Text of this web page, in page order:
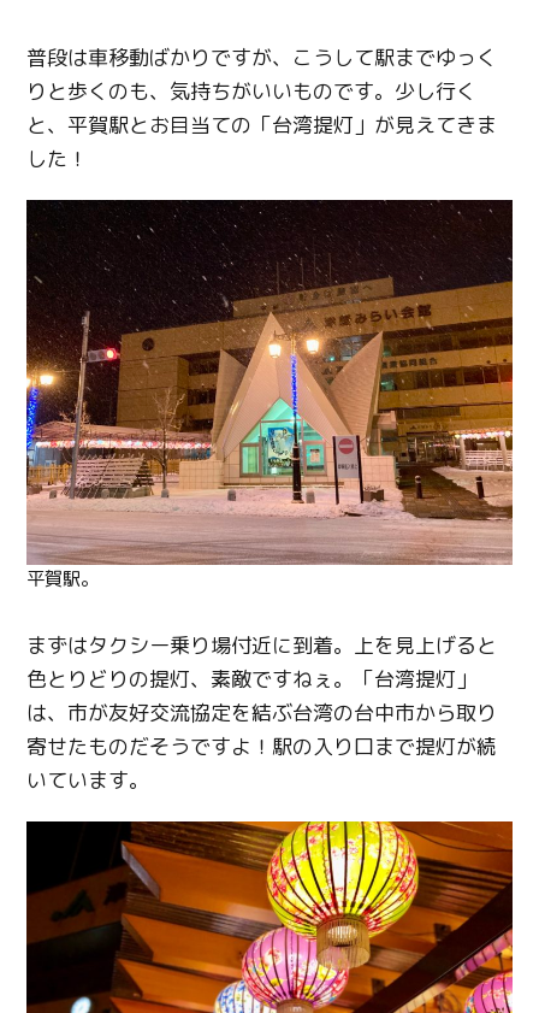
普段は車移動ばかりですが、こうして駅までゆっく
りと歩くのも、気持ちがいいものです。少し行く
と、平賀駅とお目当ての「台湾提灯」が見えてきま
した！
平賀駅。
まずはタクシー乗り場付近に到着。上を見上げると
色とりどりの提灯、素敵ですねぇ。「台湾提灯」
は、市が友好交流協定を結ぶ台湾の台中市から取り
寄せたものだそうですよ！駅の入り口まで提灯が続
いています。
Twitter
Facebook
Line